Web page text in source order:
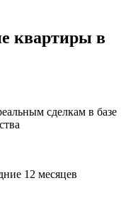
квартиры в
сделкам в базе
12 месяцев